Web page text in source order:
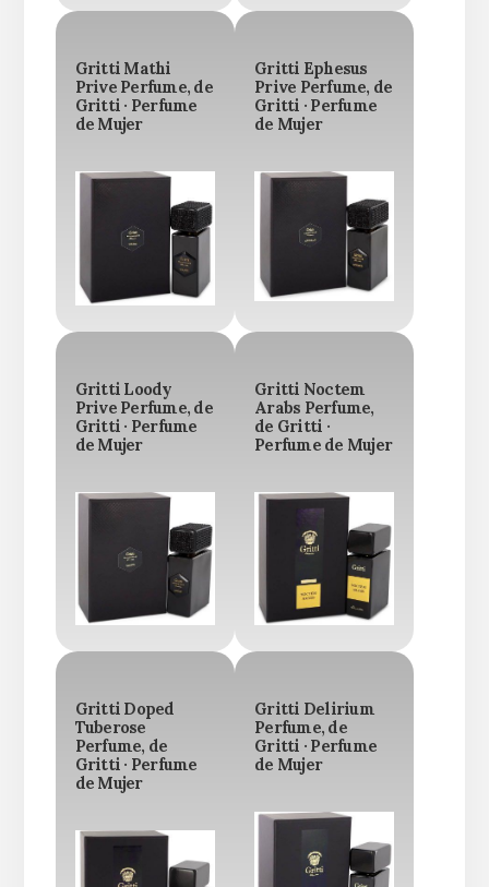
Gritti Mathi
Prive Perfume, de
Gritti · Perfume
de Mujer
Gritti Ephesus
Prive Perfume, de
Gritti · Perfume
de Mujer
Gritti Loody
Prive Perfume, de
Gritti · Perfume
de Mujer
Gritti Noctem
Arabs Perfume,
de Gritti ·
Perfume de Mujer
Gritti Doped
Tuberose
Perfume, de
Gritti · Perfume
de Mujer
Gritti Delirium
Perfume, de
Gritti · Perfume
de Mujer